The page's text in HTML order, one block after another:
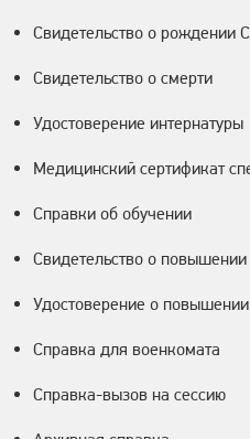
Свидетельство о рождении
Свидетельство о смерти
Удостоверение интернатуры
Медицинский сертификат
Справки об обучении
Свидетельство о
Удостоверение о
Справка для военкомата
Справка-вызов на сессию